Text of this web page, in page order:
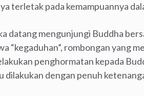
terletak pada kemampuannya
datang mengunjungi Buddha
“kegaduhan”, rombongan yang
penghormatan kepada
dilakukan dengan penuh